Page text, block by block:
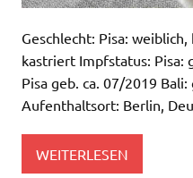
Geschlecht: Pisa:
kastriert Impfstatus:
Pisa geb. ca. 07/2019
Aufenthaltsort: Berlin,
WEITERLESEN